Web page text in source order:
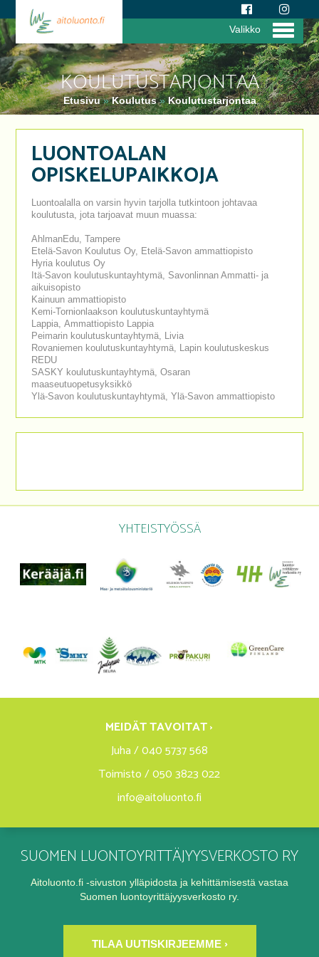
KOULUTUSTARJONTAA
Etusivu»Koulutus »Koulutustarjontaa
Valikko
LUONTOALAN
OPISKELUPAIKKOJA
Luontoalalla on varsin hyvin tarjolla tutkintoon johtavaa
koulutusta, jota tarjoavat muun muassa:
AhlmanEdu, Tampere
Etelä-Savon Koulutus Oy, Etelä-Savon ammattiopisto
Hyria koulutus Oy
Itä-Savon koulutuskuntayhtymä, Savonlinnan Ammatti- ja
aikuisopisto
Kainuun ammattiopisto
Kemi-Tornionlaakson koulutuskuntayhtymä
Lappia, Ammattiopisto Lappia
Peimarin koulutuskuntayhtymä, Livia
Rovaniemen koulutuskuntayhtymä, Lapin koulutuskeskus
REDU
SASKY koulutuskuntayhtymä, Osaran
maaseutuopetusyksikkö
Ylä-Savon koulutuskuntayhtymä, Ylä-Savon ammattiopisto
YHTEISTYÖSSÄ
MEIDÄT TAVOITAT ›
Juha / 040 5737 568
Toimisto / 050 3823 022
info@aitoluonto.fi
SUOMEN LUONTOYRITTÄJYYSVERKOSTO RY
Aitoluonto.fi -sivuston ylläpidosta ja kehittämisestä vastaa
Suomen luontoyrittäjyysverkosto ry.
TILAA UUTISKIRJEEMME ›